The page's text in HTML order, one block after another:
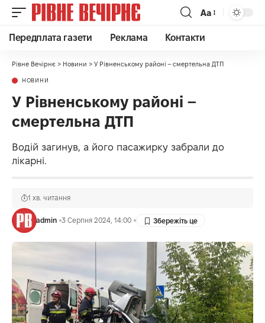
Аа
Передплата газети Реклама Контакти
Рівне Вечірнє > Новини > У Рівненському районі – смертельна ДТП
НОВИНИ
У Рівненському районі –
смертельна ДТП
Водій загинув, а його пасажирку забрали до
лікарні.
admin 3 Серпня 2024, 14:00
1 хв. читання